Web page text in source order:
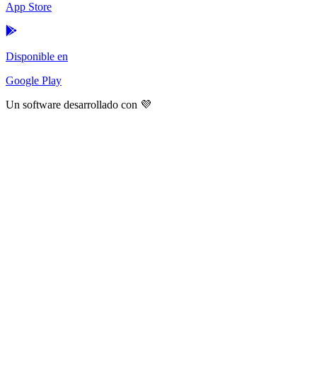
App Store
Disponible en
Google Play
Un software desarrollado con 💜